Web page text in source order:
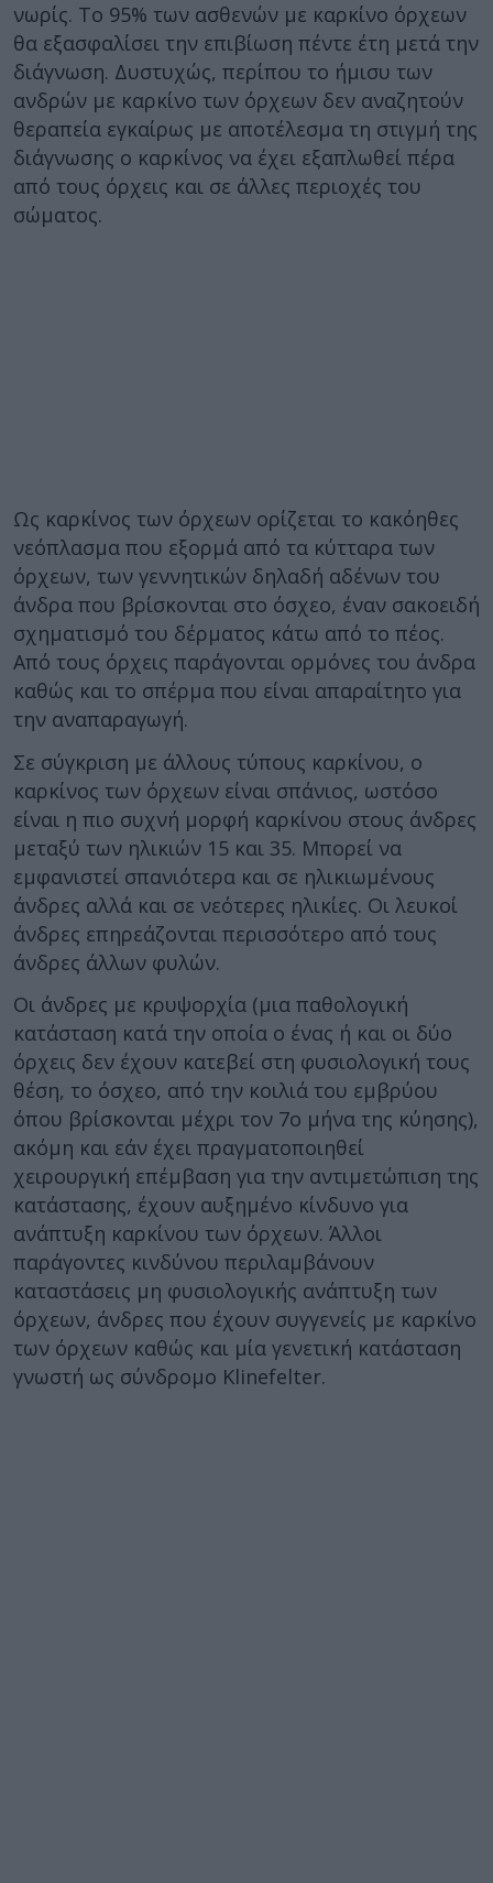
νωρίς. Το 95% των ασθενών με καρκίνο όρχεων
θα εξασφαλίσει την επιβίωση πέντε έτη μετά την
διάγνωση. Δυστυχώς, περίπου το ήμισυ των
ανδρών με καρκίνο των όρχεων δεν αναζητούν
θεραπεία εγκαίρως με αποτέλεσμα τη στιγμή της
διάγνωσης ο καρκίνος να έχει εξαπλωθεί πέρα
από τους όρχεις και σε άλλες περιοχές του
σώματος.
Ως καρκίνος των όρχεων ορίζεται το κακόηθες
νεόπλασμα που εξορμά από τα κύτταρα των
όρχεων, των γεννητικών δηλαδή αδένων του
άνδρα που βρίσκονται στο όσχεο, έναν σακοειδή
σχηματισμό του δέρματος κάτω από το πέος.
Από τους όρχεις παράγονται ορμόνες του άνδρα
καθώς και το σπέρμα που είναι απαραίτητο για
την αναπαραγωγή.
Σε σύγκριση με άλλους τύπους καρκίνου, ο
καρκίνος των όρχεων είναι σπάνιος, ωστόσο
είναι η πιο συχνή μορφή καρκίνου στους άνδρες
μεταξύ των ηλικιών 15 και 35. Μπορεί να
εμφανιστεί σπανιότερα και σε ηλικιωμένους
άνδρες αλλά και σε νεότερες ηλικίες. Οι λευκοί
άνδρες επηρεάζονται περισσότερο από τους
άνδρες άλλων φυλών.
Οι άνδρες με κρυψορχία (μια παθολογική
κατάσταση κατά την οποία ο ένας ή και οι δύο
όρχεις δεν έχουν κατεβεί στη φυσιολογική τους
θέση, το όσχεο, από την κοιλιά του εμβρύου
όπου βρίσκονται μέχρι τον 7ο μήνα της κύησης),
ακόμη και εάν έχει πραγματοποιηθεί
χειρουργική επέμβαση για την αντιμετώπιση της
κατάστασης, έχουν αυξημένο κίνδυνο για
ανάπτυξη καρκίνου των όρχεων. Άλλοι
παράγοντες κινδύνου περιλαμβάνουν
καταστάσεις μη φυσιολογικής ανάπτυξη των
όρχεων, άνδρες που έχουν συγγενείς με καρκίνο
των όρχεων καθώς και μία γενετική κατάσταση
γνωστή ως σύνδρομο Klinefelter.